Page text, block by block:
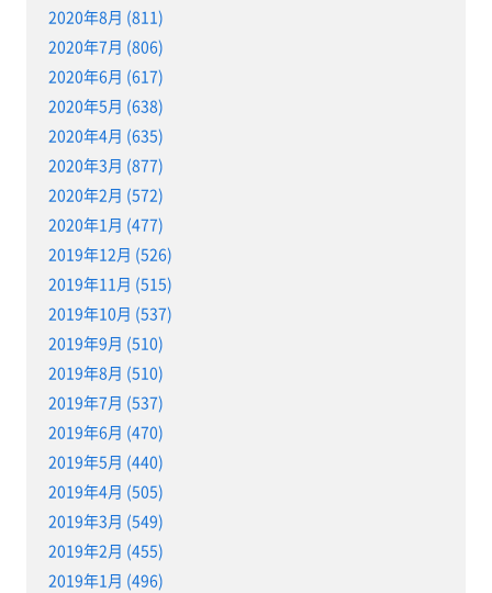
2020年8月 (811)
2020年7月 (806)
2020年6月 (617)
2020年5月 (638)
2020年4月 (635)
2020年3月 (877)
2020年2月 (572)
2020年1月 (477)
2019年12月 (526)
2019年11月 (515)
2019年10月 (537)
2019年9月 (510)
2019年8月 (510)
2019年7月 (537)
2019年6月 (470)
2019年5月 (440)
2019年4月 (505)
2019年3月 (549)
2019年2月 (455)
2019年1月 (496)